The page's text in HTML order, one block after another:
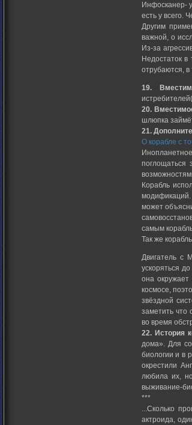
Инфосканер-
есть у всего.
Другим
важной, о
Из-за
Недостаток
отрубаются,
19.
20.
шлюпка
21.
О корабле с
поглощаться
Корабль
может
самым
Так же
Двигатель с
ускоряться
она
космосе,
звёздной
заметить что
во время
22. История
дома». Для
биологии и в
окрестили
любила их,
выживание-
***
...Сколько
актроида,